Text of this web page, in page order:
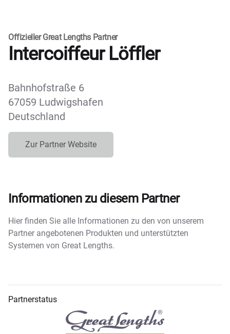
Offizieller Great Lengths Partner
Intercoiffeur Löffler
Bahnhofstraße 6
67059 Ludwigshafen
Deutschland
Zur Partner Website
Informationen zu diesem Partner
Hier finden Sie alle Informationen zu den von unserem
Partner angebotenen Produkten und unterstützten
Systemen von Great Lengths.
Partnerstatus